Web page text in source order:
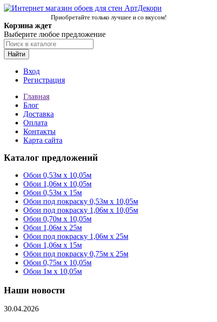
Приобретайте только лучшее и со вкусом!
Корзина ждет
Выберите любое предложение
Найти
Вход
Регистрация
Главная
Блог
Доставка
Оплата
Контакты
Карта сайта
Каталог предложений
Обои 0,53м x 10,05м
Обои 1,06м х 10,05м
Обои 0,53м x 15м
Обои под покраску 0,53м x 10,05м
Обои под покраску 1,06м х 10,05м
Обои 0,70м x 10,05м
Обои 1,06м x 25м
Обои под покраску 1,06м x 25м
Обои 1,06м x 15м
Обои под покраску 0,75м x 25м
Обои 0,75м x 10,05м
Обои 1м х 10,05м
Наши новости
30.04.2026